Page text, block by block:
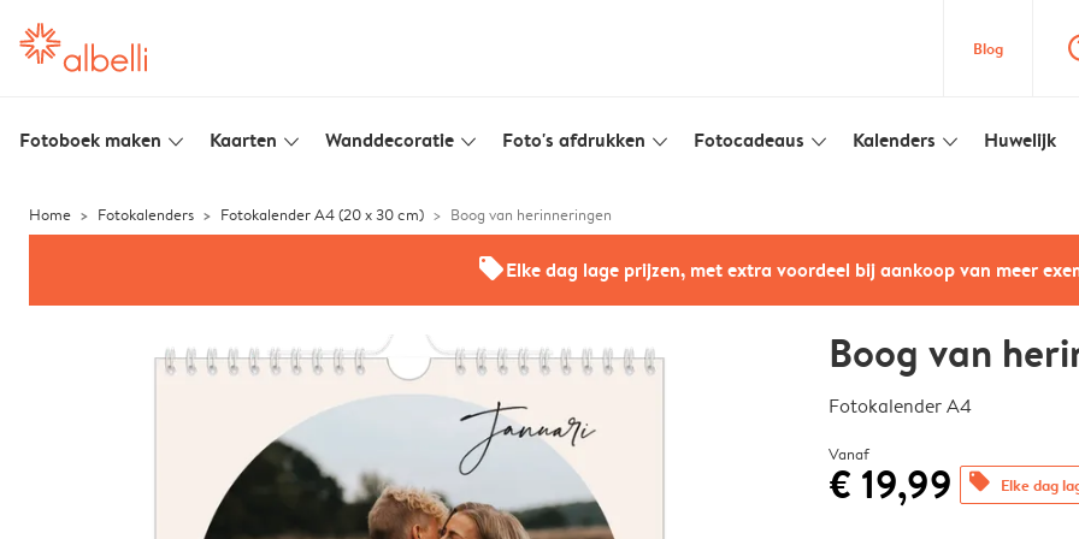
Blog
Fotoboek maken slim_arrow_down Kaarten slim_arrow_down Wanddecoratie slim_arrow_down Foto's afdrukken slim_arrow_down Fotocadeaus slim_arrow_down Kalenders slim_arrow_down Huwelijk
Home Fotokalenders Fotokalender A4 (20 x 30 cm) Boog van herinneringen
offersElke dag lage prijzen, met extra voordeel bij aankoop van meer
Boog van
Fotokalender A4
Vanaf
€ 19,99 offers Elke dag